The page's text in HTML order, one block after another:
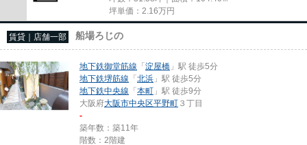
坪単価： 2.16万円
賃貸｜店舗一部 船場ろじの
地下鉄御堂筋線 「淀屋橋 」駅 徒歩5分
地下鉄堺筋線 「北浜 」駅 徒歩5分
地下鉄中央線 「本町 」駅 徒歩9分
大阪府大阪市中央区平野町 ３丁目
-
築年数：築11年
階数：2階建